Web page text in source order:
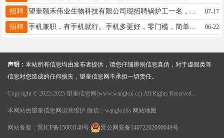
招聘 07-17
招聘 手机兼职，有手机就行。手机多更好，零门槛，简单易上手，无需投资，业余时间就能做，适合宝妈日赚日赚50～200 微信18845510818 06-22
声明： 本站所有信息均由发布者提供，请您仔细辨别信息真伪，对于虚假类等
信息对您造成的任何损失，望奎信息网不承担一切责任。
Copyright © 2022-2025 望奎信息网(www.wangkui.cc) All Rights Reserved.
本网站由望奎信息网 运营维护 微信：wangkuiba 网站地图
网站备案： 晋ICP备15003148号 晋公网安备14072202000049号